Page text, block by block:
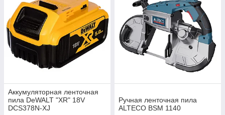
Аккумуляторная ленточная
пила DeWALT "XR" 18V
DCS378N-XJ
Ручная ленточная пила
ALTECO BSM 1140